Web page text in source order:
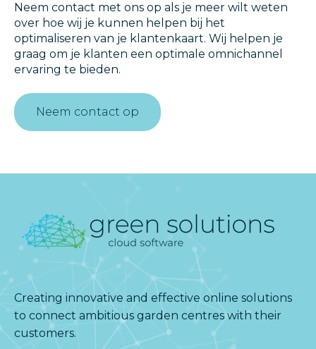
Neem contact met ons op als je meer wilt weten
over hoe wij je kunnen helpen bij het
optimaliseren van je klantenkaart. Wij helpen je
graag om je klanten een optimale omnichannel
ervaring te bieden.
Neem contact op
Creating innovative and effective online solutions
to connect ambitious garden centres with their
customers.